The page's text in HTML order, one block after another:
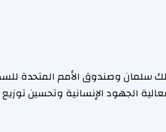
سلمان وصندوق الأمم المتحدة
الجهود الإنسانية وتحسين